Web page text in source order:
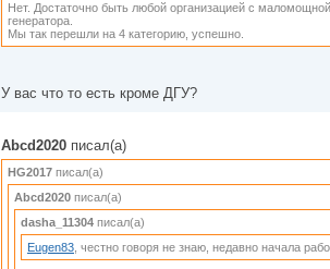
Нет. Достаточно быть любой организацией с
генератора.
Мы так перешли на 4 категорию, успешно.
У вас что то есть кроме ДГУ?
Abcd2020 писал(а)
HG2017 писал(а)
Abcd2020 писал(а)
dasha_11304 писал(а)
Eugen83 , честно говоря не знаю, недавно начала